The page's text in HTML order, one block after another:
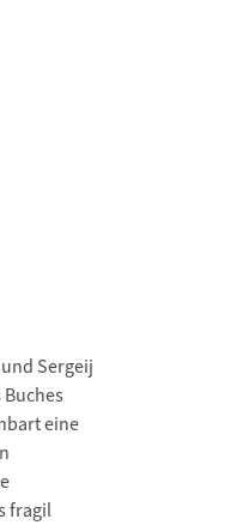
Sergeij
eine
fragil